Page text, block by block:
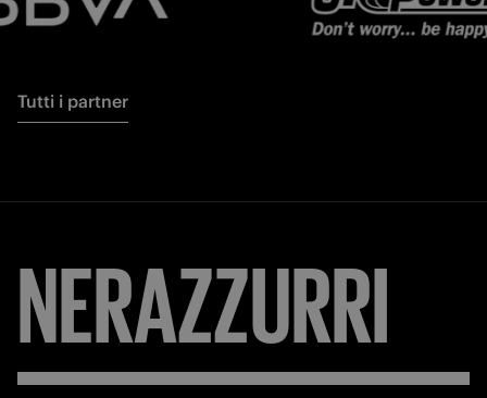
Tutti i partner
NERAZZURRI